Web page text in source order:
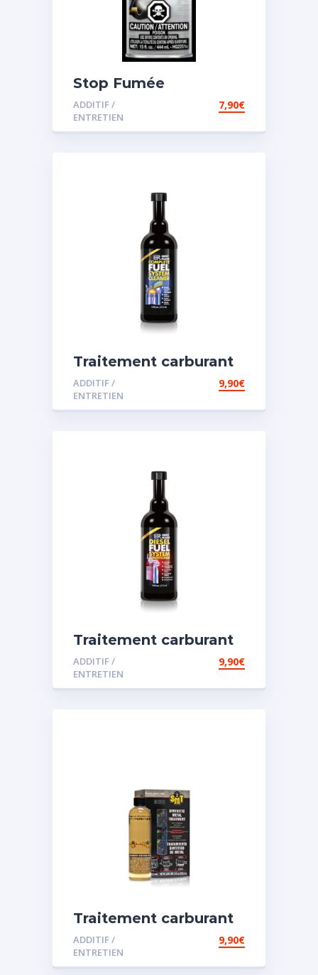
Stop Fumée
ADDITIF /
ENTRETIEN
7,90€
Traitement carburant
diesel et essence
ADDITIF /
ENTRETIEN
9,90€
Traitement carburant
spécial diesel
ADDITIF /
ENTRETIEN
9,90€
Traitement carburant
spécial essence
ADDITIF /
ENTRETIEN
9,90€